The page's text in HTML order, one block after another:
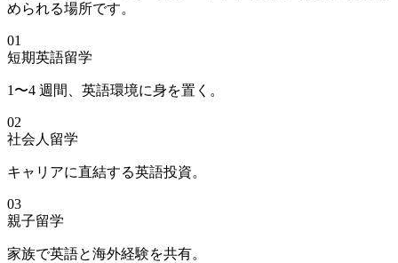
められる場所です。
01
短期英語留学
1〜4 週間、英語環境に身を置く。
02
社会人留学
キャリアに直結する英語投資。
03
親子留学
家族で英語と海外経験を共有。